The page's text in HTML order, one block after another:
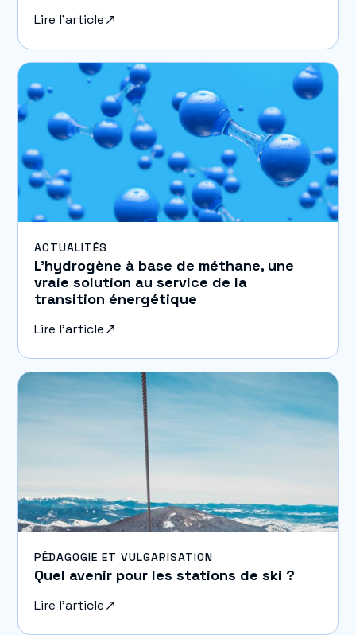
Lire l'article
ACTUALITÉS
L’hydrogène à base de méthane, une
vraie solution au service de la
transition énergétique
Lire l'article
PÉDAGOGIE ET VULGARISATION
Quel avenir pour les stations de ski ?
Lire l'article